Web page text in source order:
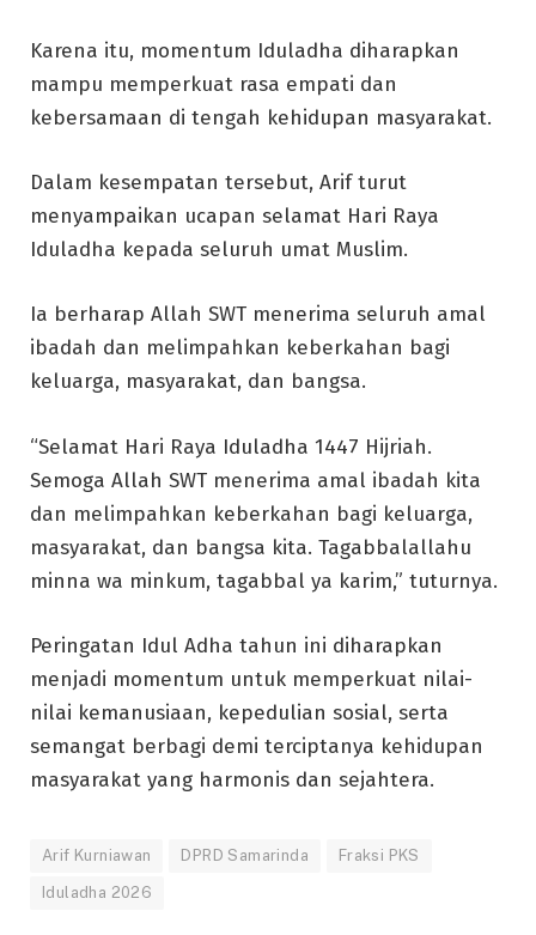
Karena itu, momentum Iduladha diharapkan
mampu memperkuat rasa empati dan
kebersamaan di tengah kehidupan masyarakat.
Dalam kesempatan tersebut, Arif turut
menyampaikan ucapan selamat Hari Raya
Iduladha kepada seluruh umat Muslim.
Ia berharap Allah SWT menerima seluruh amal
ibadah dan melimpahkan keberkahan bagi
keluarga, masyarakat, dan bangsa.
“Selamat Hari Raya Iduladha 1447 Hijriah.
Semoga Allah SWT menerima amal ibadah kita
dan melimpahkan keberkahan bagi keluarga,
masyarakat, dan bangsa kita. Tagabbalallahu
minna wa minkum, tagabbal ya karim,” tuturnya.
Peringatan Idul Adha tahun ini diharapkan
menjadi momentum untuk memperkuat nilai-
nilai kemanusiaan, kepedulian sosial, serta
semangat berbagi demi terciptanya kehidupan
masyarakat yang harmonis dan sejahtera.
Arif Kurniawan DPRD Samarinda Fraksi PKS
Iduladha 2026